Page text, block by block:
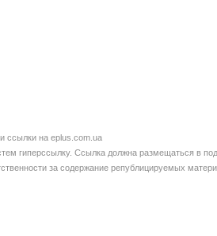
ссылки на eplus.com.ua
гиперссылку. Ссылка должна размещаться в
за содержание републицируемых